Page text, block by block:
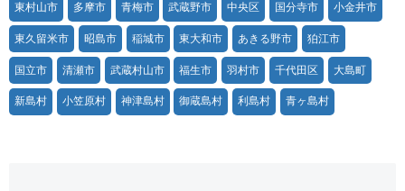
東村山市 多摩市 青梅市 武蔵野市 中央区 国分寺市 小金井市
東久留米市 昭島市 稲城市 東大和市 あきる野市 狛江市
国立市 清瀬市 武蔵村山市 福生市 羽村市 千代田区 大島町
新島村 小笠原村 神津島村 御蔵島村 利島村 青ヶ島村